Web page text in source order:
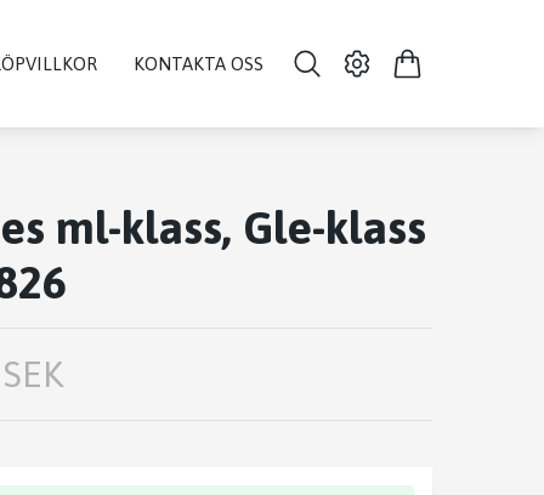
KONTAKTA OSS
ml-klass, Gle-klass